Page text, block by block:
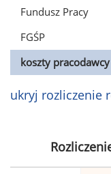
Fundusz Pracy
FGŚP
koszty pracodawcy
ukryj rozliczenie